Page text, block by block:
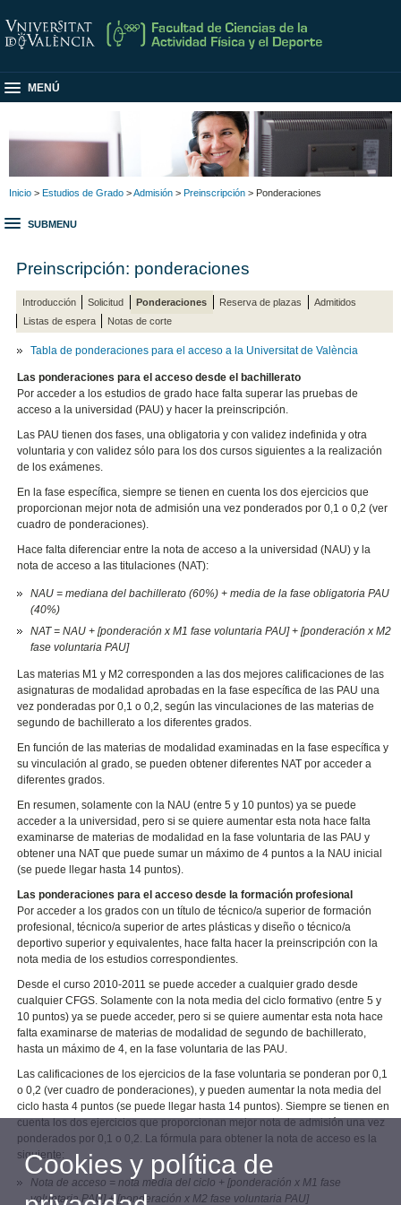
MENÚ
Inicio > Estudios de Grado >Admisión > Preinscripción > Ponderaciones
SUBMENU
Preinscripción: ponderaciones
Introducción Solicitud Ponderaciones Reserva de plazas
Admitidos
Listas de espera
Notas de corte
Tabla de ponderaciones para el acceso a la Universitat de València
Las ponderaciones para el acceso desde el bachillerato
Por acceder a los estudios de grado hace falta superar las pruebas de
acceso a la universidad (PAU) y hacer la preinscripción.
Las PAU tienen dos fases, una obligatoria y con validez indefinida y otra
voluntaria y con validez sólo para los dos cursos siguientes a la realización
de los exámenes.
En la fase específica, siempre se tienen en cuenta los dos ejercicios que
proporcionan mejor nota de admisión una vez ponderados por 0,1 o 0,2 (ver
cuadro de ponderaciones).
Hace falta diferenciar entre la nota de acceso a la universidad (NAU) y la
nota de acceso a las titulaciones (NAT):
NAU = mediana del bachillerato (60%) + media de la fase obligatoria PAU
(40%)
NAT = NAU + [ponderación x M1 fase voluntaria PAU] + [ponderación x M2
fase voluntaria PAU]
Las materias M1 y M2 corresponden a las dos mejores calificaciones de las
asignaturas de modalidad aprobadas en la fase específica de las PAU una
vez ponderadas por 0,1 o 0,2, según las vinculaciones de las materias de
segundo de bachillerato a los diferentes grados.
En función de las materias de modalidad examinadas en la fase específica y
su vinculación al grado, se pueden obtener diferentes NAT por acceder a
diferentes grados.
En resumen, solamente con la NAU (entre 5 y 10 puntos) ya se puede
acceder a la universidad, pero si se quiere aumentar esta nota hace falta
examinarse de materias de modalidad en la fase voluntaria de las PAU y
obtener una NAT que puede sumar un máximo de 4 puntos a la NAU inicial
(se puede llegar hasta 14 puntos).
Las ponderaciones para el acceso desde la formación profesional
Por acceder a los grados con un título de técnico/a superior de formación
profesional, técnico/a superior de artes plásticas y diseño o técnico/a
deportivo superior y equivalentes, hace falta hacer la preinscripción con la
nota media de los estudios correspondientes.
Desde el curso 2010-2011 se puede acceder a cualquier grado desde
cualquier CFGS. Solamente con la nota media del ciclo formativo (entre 5 y
10 puntos) ya se puede acceder, pero si se quiere aumentar esta nota hace
falta examinarse de materias de modalidad de segundo de bachillerato,
hasta un máximo de 4, en la fase voluntaria de las PAU.
Las calificaciones de los ejercicios de la fase voluntaria se ponderan por 0,1
o 0,2 (ver cuadro de ponderaciones), y pueden aumentar la nota media del
ciclo hasta 4 puntos (se puede llegar hasta 14 puntos). Siempre se tienen en
cuenta los dos ejercicios que proporcionan mejor nota de admisión una vez
ponderados por 0,1 o 0,2. La fórmula para obtener la nota de acceso es la
siguiente:
Nota de acceso = nota media del ciclo + [ponderación x M1 fase
voluntaria PAU] + [ponderación x M2 fase voluntaria PAU]
Cookies y política de